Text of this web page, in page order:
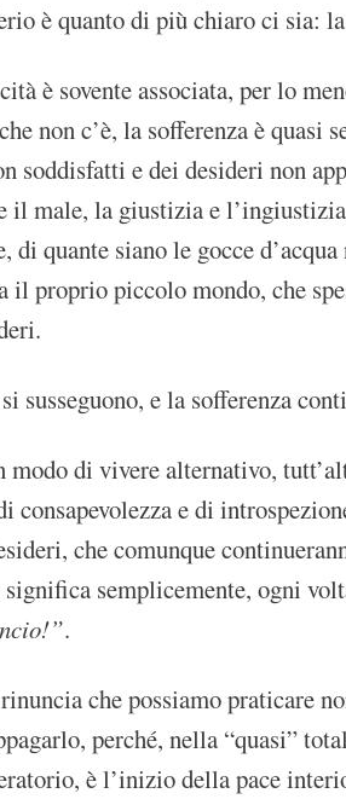
è quanto di più chiaro ci sia:
è sovente associata, per lo
non c’è, la sofferenza è
soddisfatti e dei desideri non
il male, la giustizia e
di quante siano le gocce
il proprio piccolo mondo, che
susseguono, e la sofferenza
modo di vivere alternativo,
consapevolezza e di
che comunque
semplicemente, ogni
.
che possiamo praticare
perché, nella “quasi”
è l’inizio della pace